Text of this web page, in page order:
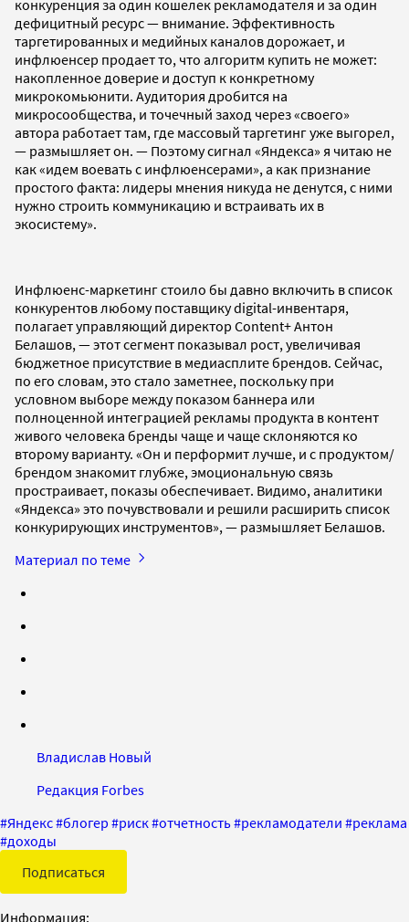
конкуренция за один кошелек рекламодателя и за один
дефицитный ресурс — внимание. Эффективность
таргетированных и медийных каналов дорожает, и
инфлюенсер продает то, что алгоритм купить не может:
накопленное доверие и доступ к конкретному
микрокомьюнити. Аудитория дробится на
микросообщества, и точечный заход через «своего»
автора работает там, где массовый таргетинг уже выгорел,
— размышляет он. — Поэтому сигнал «Яндекса» я читаю не
как «идем воевать с инфлюенсерами», а как признание
простого факта: лидеры мнения никуда не денутся, с ними
нужно строить коммуникацию и встраивать их в
экосистему».
Инфлюенс-маркетинг стоило бы давно включить в список
конкурентов любому поставщику digital-инвентаря,
полагает управляющий директор Content+ Антон
Белашов, — этот сегмент показывал рост, увеличивая
бюджетное присутствие в медиасплите брендов. Сейчас,
по его словам, это стало заметнее, поскольку при
условном выборе между показом баннера или
полноценной интеграцией рекламы продукта в контент
живого человека бренды чаще и чаще склоняются ко
второму варианту. «Он и перформит лучше, и с продуктом/
брендом знакомит глубже, эмоциональную связь
простраивает, показы обеспечивает. Видимо, аналитики
«Яндекса» это почувствовали и решили расширить список
конкурирующих инструментов», — размышляет Белашов.
Материал по теме
Владислав Новый
Редакция Forbes
#Яндекс#блогер #риск#отчетность#рекламодатели #реклама
#доходы
Подписаться
Информация: